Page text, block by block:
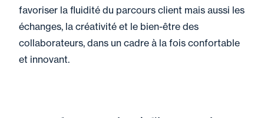
favoriser la fluidité du parcours client mais aussi les
échanges, la créativité et le bien-être des
collaborateurs, dans un cadre à la fois confortable
et innovant.